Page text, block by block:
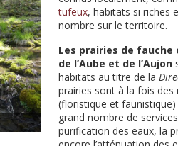
tufeux, habitats si riches
nombre sur le territoire.
Les prairies de fauche
de l’Aube et de l’Aujon
habitats au titre de la
prairies sont à la fois des
(floristique et
grand nombre de
purification des eaux, la